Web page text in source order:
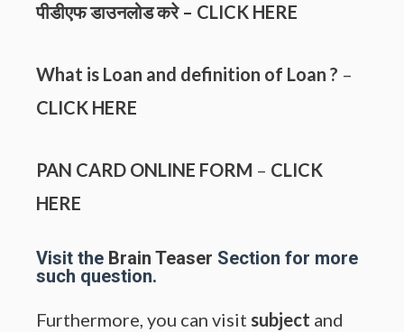
पीडीएफ डाउनलोड करे – CLICK HERE
What is Loan and definition of Loan ? –
CLICK HERE
PAN CARD ONLINE FORM – CLICK
HERE
Visit the Brain Teaser Section for more
such question.
Furthermore, you can visit subject and